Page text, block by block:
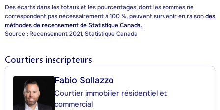
Des écarts dans les totaux et les pourcentages, dont les sommes ne
correspondent pas nécessairement à 100 %, peuvent survenir en raisondes
méthodes de recensement de Statistique Canada.
Source : Recensement 2021, Statistique Canada
Courtiers inscripteurs
Fabio Sollazzo
Courtier immobilier résidentiel et
commercial